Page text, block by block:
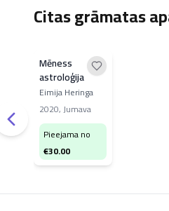
Citas grāmatas
Mēness
astroloģija
Eimija Heringa
2020,Jumava
Pieejama no
€30.00